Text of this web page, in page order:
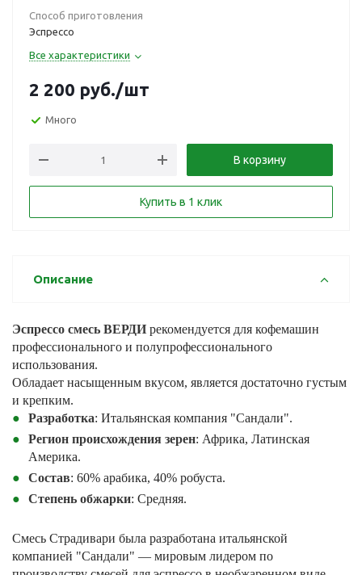
Способ приготовления
Эспрессо
Все характеристики
2 200 руб./шт
Много
В корзину
Купить в 1 клик
Описание
Эспрессо смесь ВЕРДИ рекомендуется для кофемашин
профессионального и полупрофессионального
использования.
Обладает насыщенным вкусом, является достаточно густым
и крепким.
Разработка: Итальянская компания "Сандали".
Регион происхождения зерен: Африка, Латинская
Америка.
Состав: 60% арабика, 40% робуста.
Степень обжарки: Средняя.
Смесь Страдивари была разработана итальянской
компанией "Сандали" — мировым лидером по